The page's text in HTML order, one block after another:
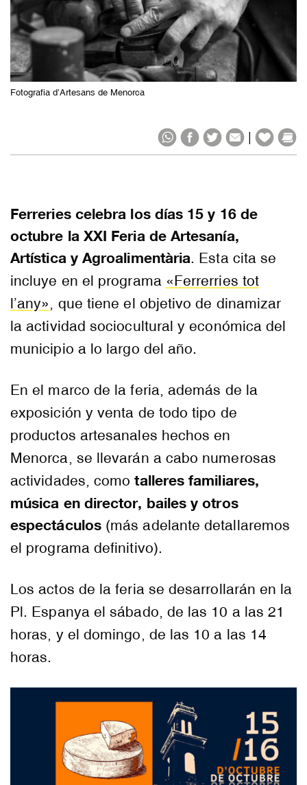
Fotografia d’Artesans de Menorca
|
Ferreries celebra los días 15 y 16 de
octubre la XXI Feria de Artesanía,
Artística y Agroalimentària. Esta cita se
incluye en el programa «Ferrerries tot
l’any»
, que tiene el objetivo de dinamizar
la actividad sociocultural y económica del
municipio a lo largo del año.
En el marco de la feria, además de la
exposición y venta de todo tipo de
productos artesanales hechos en
Menorca, se llevarán a cabo numerosas
actividades, comotalleres familiares,
música en director, bailes y otros
espectáculos(más adelante detallaremos
el programa definitivo).
Los actos de la feria se desarrollarán en la
Pl. Espanya el sábado, de las 10 a las 21
horas, y el domingo, de las 10 a las 14
horas.